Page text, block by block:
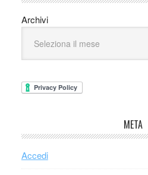
Archivi
META
Accedi